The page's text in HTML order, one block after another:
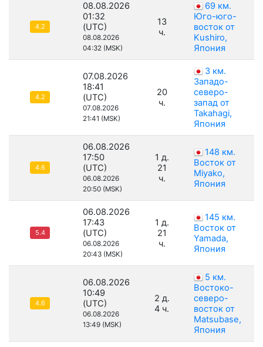
4.2
08.08.2026
01:32
(UTC)
08.08.2026
04:32 (MSK)
13
ч.
69 км.
Юго-юго-
восток от
Kushiro,
Япония
4.2
07.08.2026
18:41
(UTC)
07.08.2026
21:41 (MSK)
20
ч.
3 км.
Западо-
северо-
запад от
Takahagi,
Япония
4.6
06.08.2026
17:50
(UTC)
06.08.2026
20:50 (MSK)
1 д.
21
ч.
148 км.
Восток от
Miyako,
Япония
5.4
06.08.2026
17:43
(UTC)
06.08.2026
20:43 (MSK)
1 д.
21
ч.
145 км.
Восток от
Yamada,
Япония
4.6
06.08.2026
10:49
(UTC)
06.08.2026
13:49 (MSK)
2 д.
4 ч.
5 км.
Востоко-
северо-
восток от
Matsubase,
Япония